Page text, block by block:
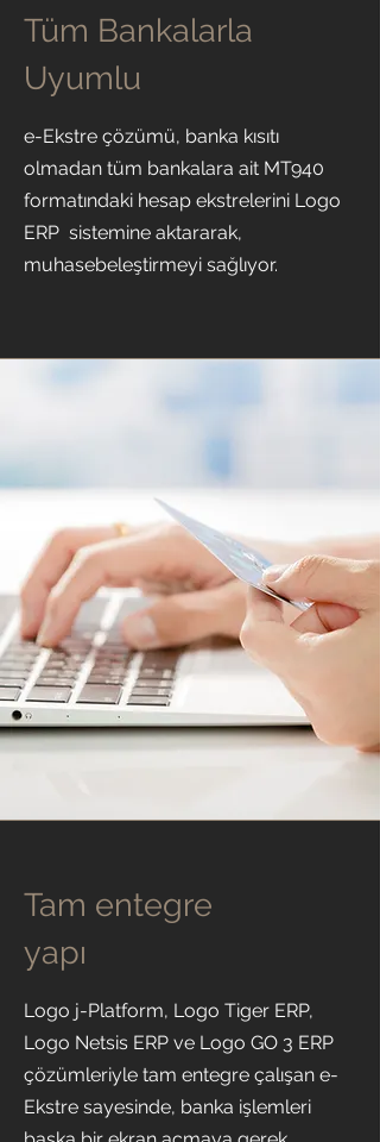
Tüm Bankalarla
Uyumlu
e-Ekstre çözümü, banka kısıtı
olmadan tüm bankalara ait MT940
formatındaki hesap ekstrelerini Logo
ERP sistemine aktararak,
muhasebeleştirmeyi sağlıyor.
Tam entegre
yapı
Logo j-Platform, Logo Tiger ERP,
Logo Netsis ERP ve Logo GO 3 ERP
çözümleriyle tam entegre çalışan e-
Ekstre sayesinde, banka işlemleri